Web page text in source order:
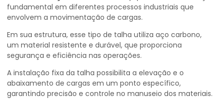
fundamental em diferentes processos industriais que
envolvem a movimentação de cargas.
Em sua estrutura, esse tipo de talha utiliza aço carbono,
um material resistente e durável, que proporciona
segurança e eficiência nas operações.
A instalação fixa da talha possibilita a elevação e o
abaixamento de cargas em um ponto específico,
garantindo precisão e controle no manuseio dos materiais.